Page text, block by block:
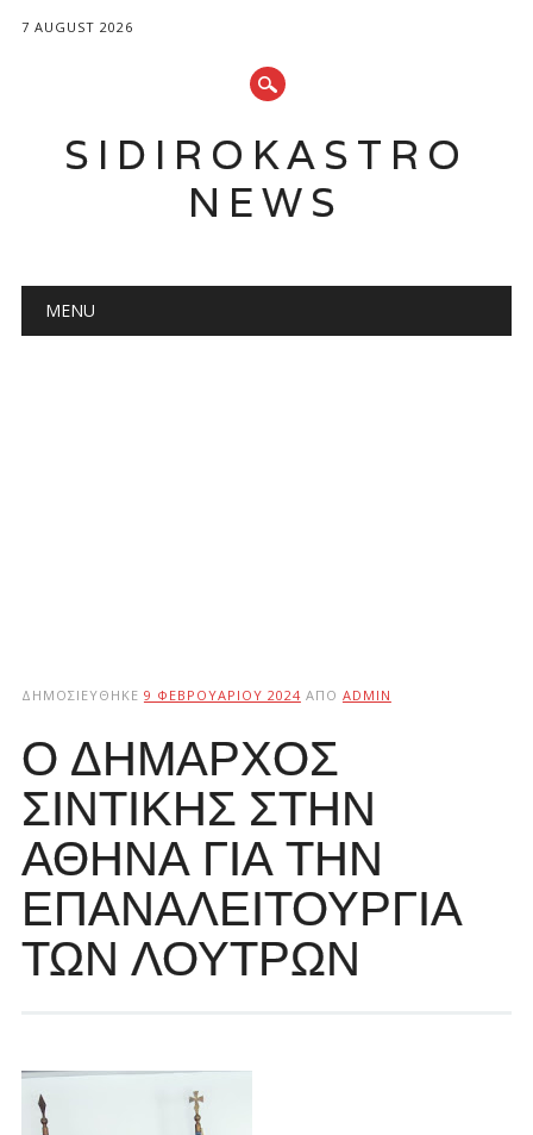
7 AUGUST 2026
SIDIROKASTRO
NEWS
Main menu
MENU
ΔΗΜΟΣΙΕΎΘΗΚΕ 9 ΦΕΒΡΟΥΑΡΊΟΥ 2024 ΑΠΌ ADMIN
Ο ΔΗΜΑΡΧΟΣ
ΣΙΝΤΙΚΗΣ ΣΤΗΝ
ΑΘΗΝΑ ΓΙΑ ΤΗΝ
ΕΠΑΝΑΛΕΙΤΟΥΡΓΙΑ
ΤΩΝ ΛΟΥΤΡΩΝ